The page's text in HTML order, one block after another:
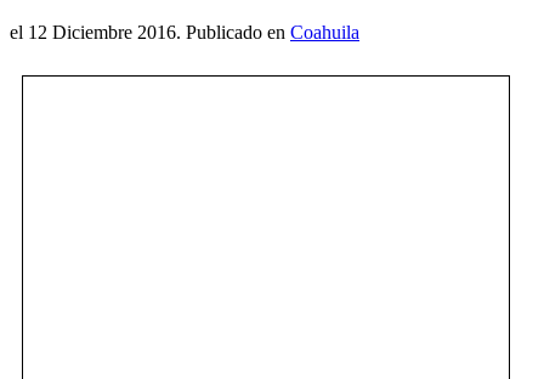
el 12 Diciembre 2016. Publicado en Coahuila